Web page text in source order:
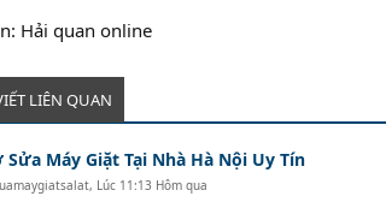
Hải quan online
LIÊN QUAN
Sửa Máy Giặt Tại Nhà Hà Nội Uy Tín
, Lúc 11:13 Hôm qua